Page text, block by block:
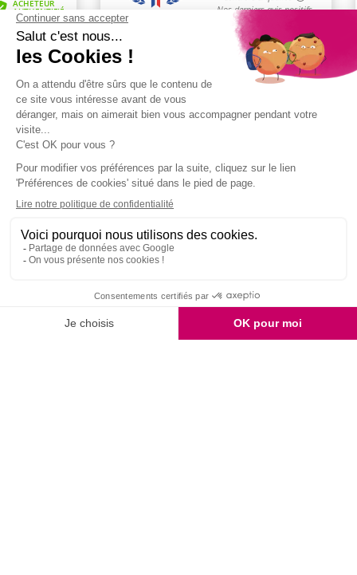
SÉCURISÉ
SELON CONDITIONS
GRATUITS
SERVICE CLIENT
03 28 52 43 70
ÉTHIQUE
& QUALITÉ